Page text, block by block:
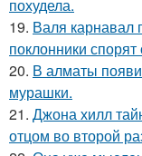
похудела.
19. Валя карнавал
поклонники
20. В алматы
мурашки.
21. Джона хилл
отцом во второй